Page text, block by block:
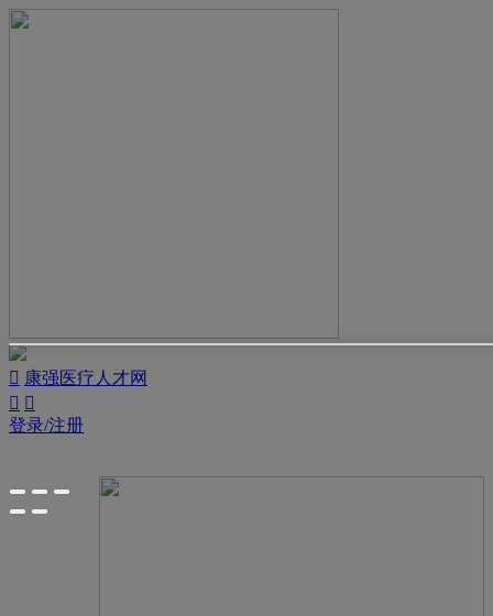
 康强医疗人才网
 
登录/注册